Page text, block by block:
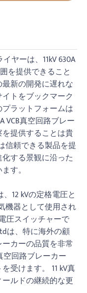
ヤーは、11kV 630A
を提供できること
新の開発に遅れな
トをブックマーク
ラットフォームは
VCB真空回路ブレー
提供することは貴
信頼できる製品を提
する景観に沿った
す。
、12 kVの定格電圧と
機器として使用され
圧スイッチャーで
は、特に海外の顧
カーの品質を非常
空回路ブレーカー
受けます。 11 kV真
ルドの継続的な更